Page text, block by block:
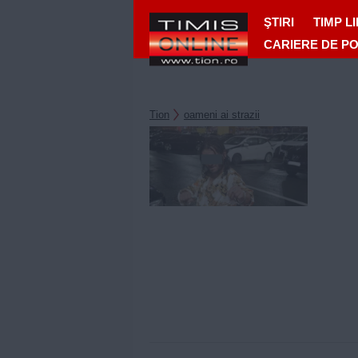
ŞTIRI TIMP
CARIERE DE
Tion oameni ai strazii